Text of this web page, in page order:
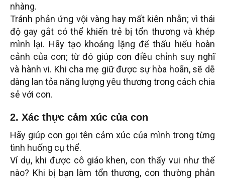
nhàng.
Tránh phản ứng vội vàng hay mất kiên nhẫn; vì thái
độ gay gắt có thể khiến trẻ bị tổn thương và khép
mình lại. Hãy tạo khoảng lặng để thấu hiểu hoàn
cảnh của con; từ đó giúp con điều chỉnh suy nghĩ
và hành vi. Khi cha mẹ giữ được sự hòa hoãn, sẽ dễ
dàng lan tỏa năng lượng yêu thương trong cách chia
sẻ với con.
2. Xác thực cảm xúc của con
Hãy giúp con gọi tên cảm xúc của mình trong từng
tình huống cụ thể.
Ví dụ, khi được cô giáo khen, con thấy vui như thế
nào? Khi bị bạn làm tổn thương, con thường phản